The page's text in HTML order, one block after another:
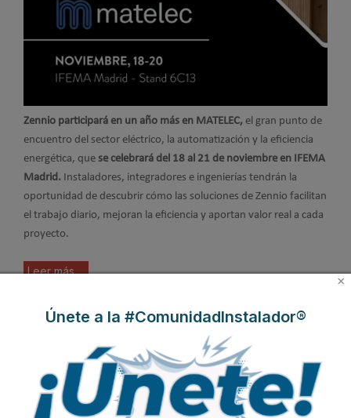
Zennio participará en un año más en MATELEC, el gran punto de
encuentro del sector eléctrico, la automatización y la eficiencia
energética, que se celebrará del 18 al 21 de noviembre en IFEMA
Madrid. Instaladores, integradores e ingenierías tendrán la
oportunidad de descubrir cómo las soluciones de Zennio facilitan
el trabajo diario, mejoran la eficiencia y aportan valor real a cada
proyecto.
Leer más ...
Zennio: Tecnología domótica y
diseño se encuentran en SIMED
2025
Publicado en Ferias 31 Oct 2025
×
Únete a la #ComunidadInstalador®